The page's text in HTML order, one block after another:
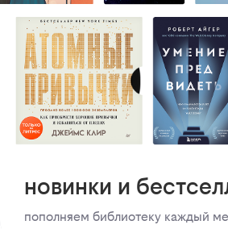
новинки и
пополняем библиотеку каждый